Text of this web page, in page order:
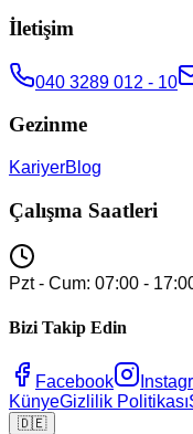
İletişim
040 3289 012 - 10
Gezinme
KariyerBlog
Çalışma Saatleri
Pzt - Cum: 07:00 -
Bizi Takip Edin
Facebook
KünyeGizlilik Politikası
🇩🇪